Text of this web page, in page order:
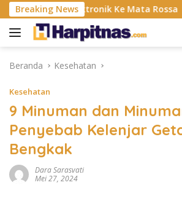
Langsung
ke
konten
Breaking News
Alat Elektronik Ke Mata Rossa
Beranda Kesehatan
Kesehatan
9 Minuman dan
Penyebab Kelenjar
Bengkak
Dara Sarasvati
Mei 27, 2024